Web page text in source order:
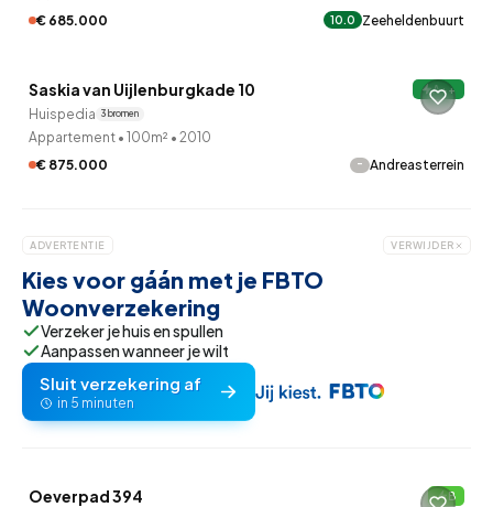
€ 685.000
10.0 Zeeheldenbuurt
Saskia van Uijlenburgkade 10 A++
Huispedia 3 bronnen
Appartement • 100m² • 2010
€ 875.000
- Andreasterrein
ADVERTENTIE VERWIJDER
Kies voor gáán met je FBTO
Woonverzekering
Verzeker je huis en spullen
Aanpassen wanneer je wilt
Sluit verzekering af
in 5 minuten
Oeverpad 394 B